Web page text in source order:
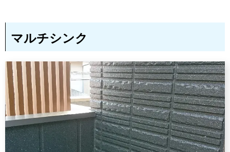
マルチシンク